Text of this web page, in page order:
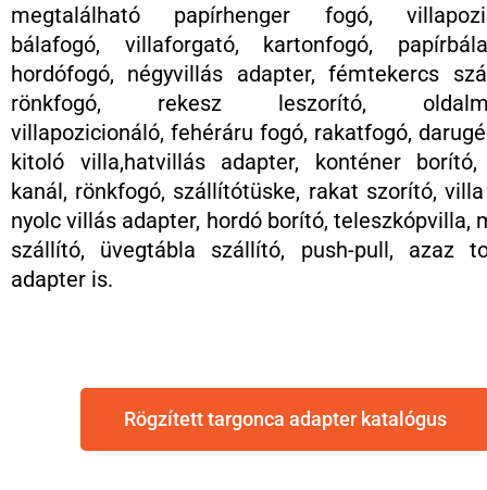
megtalálható papírhenger fogó,
bálafogó, villaforgató, kartonfogó,
hordófogó, négyvillás adapter, fémtekercs
rönkfogó, rekesz leszorító,
villapozicionáló, fehéráru fogó, rakatfogó,
kitoló villa,hatvillás adapter, konténer borító,
kanál, rönkfogó, szállítótüske, rakat szorító,
nyolc villás adapter, hordó borító, teleszkópvilla,
szállító, üvegtábla szállító, push-pull, azaz
adapter is.
Rögzített targonca adapter katalógus